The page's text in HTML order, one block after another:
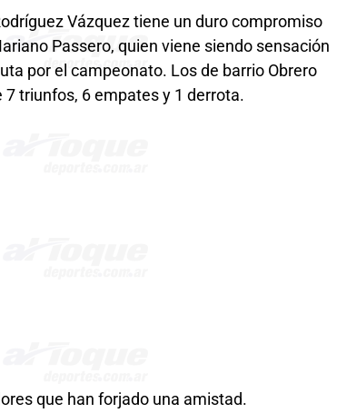
Vázquez tiene un duro compromiso
Passero, quien viene siendo sensación
por el campeonato. Los de barrio Obrero
triunfos, 6 empates y 1 derrota.
que han forjado una amistad.